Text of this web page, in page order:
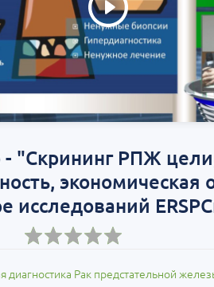
Научно-практическая
региональная интернет-
конференция «УроМикс»
Россия, Хабаровск
28 августа
- "Скрининг РПЖ
экономическая
исследований
диагностика Рак предстательной